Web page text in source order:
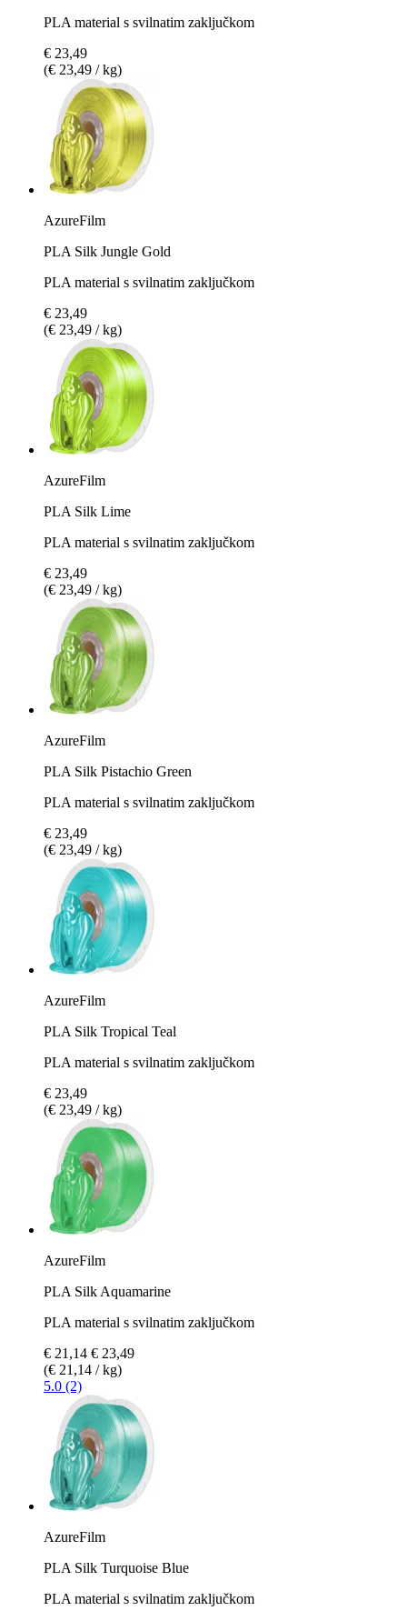
PLA material s svilnatim zaključkom
€ 23,49
(€ 23,49 / kg)
AzureFilm
PLA Silk Jungle Gold
PLA material s svilnatim zaključkom
€ 23,49
(€ 23,49 / kg)
AzureFilm
PLA Silk Lime
PLA material s svilnatim zaključkom
€ 23,49
(€ 23,49 / kg)
AzureFilm
PLA Silk Pistachio Green
PLA material s svilnatim zaključkom
€ 23,49
(€ 23,49 / kg)
AzureFilm
PLA Silk Tropical Teal
PLA material s svilnatim zaključkom
€ 23,49
(€ 23,49 / kg)
AzureFilm
PLA Silk Aquamarine
PLA material s svilnatim zaključkom
€ 21,14 € 23,49
(€ 21,14 / kg)
5.0 (2)
AzureFilm
PLA Silk Turquoise Blue
PLA material s svilnatim zaključkom